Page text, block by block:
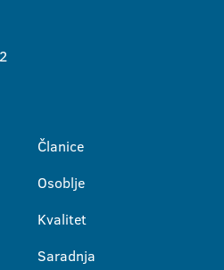
Članice
Osoblje
Kvalitet
Saradnja